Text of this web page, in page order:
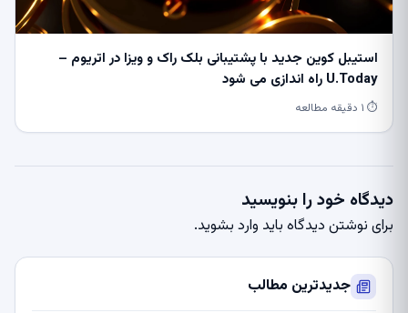
استیبل کوین جدید با پشتیبانی بلک راک و ویزا در اتریوم –
U.Today راه اندازی می شود
⏱ ۱ دقیقه مطالعه
دیدگاه خود را بنویسید
برای نوشتن دیدگاه باید وارد بشوید.
جدیدترین مطالب